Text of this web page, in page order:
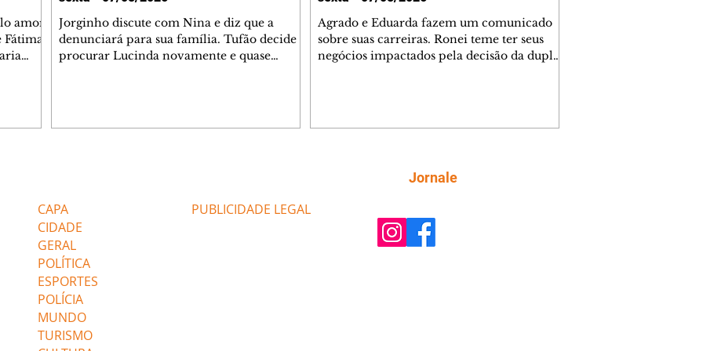
amor
Jorginho discute com Nina e diz que a
denunciará para sua família. Tufão decide
procurar Lucinda novamente e quase
Max estavam envolvidos na tentativa de
assalto à
Agrado e Eduarda fazem um comunicado
sobre suas carreiras. Ronei teme ter seus
negócios impactados pela decisão da dupla.
que se mudará de país, e Eduarda se
preocupa com Sol. Palhares desconfia de
CAPA
CIDADE
GERAL
POLÍTICA
ESPORTES
POLÍCIA
MUNDO
TURISMO
PUBLICIDADE LEGAL
Jornale